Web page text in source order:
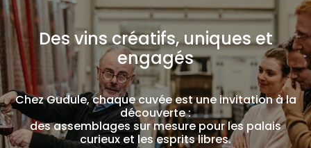
Des vins créatifs, uniques et
engagés
Chez Gudule, chaque cuvée est une invitation à la
découverte :
des assemblages sur mesure pour les palais
curieux et les esprits libres.